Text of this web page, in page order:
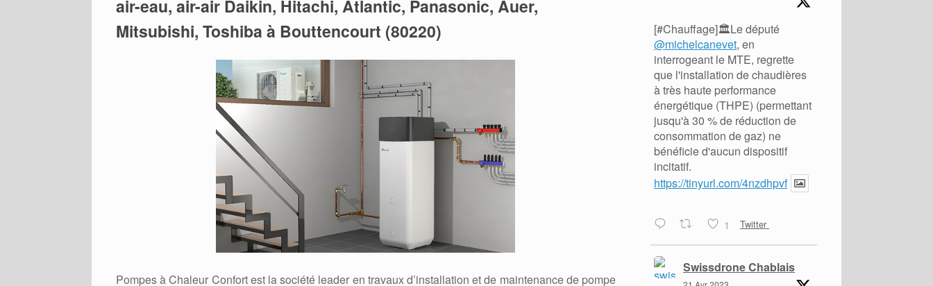
air-eau, air-air Daikin, Hitachi, Atlantic, Panasonic, Auer,
Mitsubishi, Toshiba à Bouttencourt (80220)
Pompes à Chaleur Confort est la société leader en travaux d’installation et de maintenance de pompe
[#Chauffage]🏛️Le député
@michelcanevet, en
interrogeant le MTE, regrette
que l'installation de chaudières
à très haute performance
énergétique (THPE) (permettant
jusqu'à 30 % de réduction de
consommation de gaz) ne
bénéficie d'aucun dispositif
incitatif.
https://tinyurl.com/4nzdhpvf
1 Twitter
Swissdrone Chablais